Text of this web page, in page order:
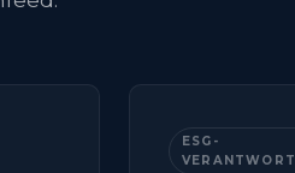
ESG-